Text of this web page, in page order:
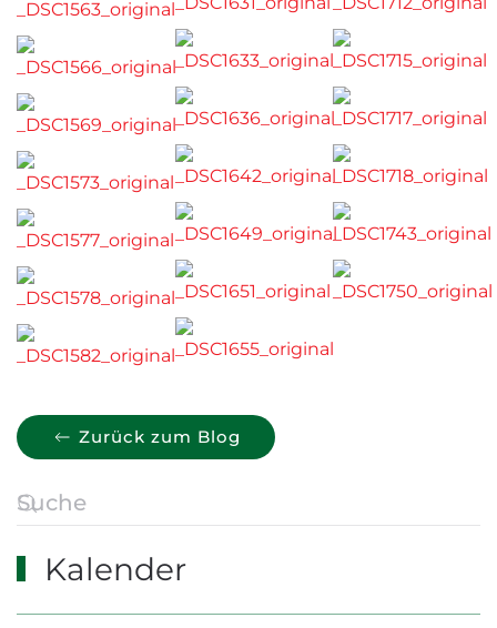
Zurück zum Blog
Kalender